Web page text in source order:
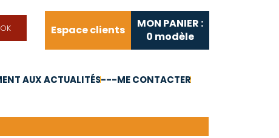
Espace clients
MON PANIER :
0 modèle
AUX ACTUALITÉS---ME CONTACTER